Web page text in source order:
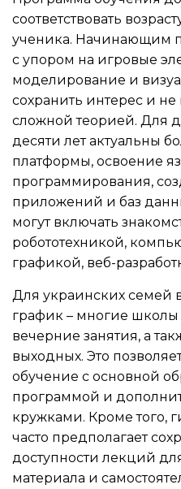
соответствовать
ученика. Начинающим
с упором на игровые
моделирование и
сохранить интерес и не
сложной теорией. Для
десяти лет актуальны
платформы, освоение
программирования,
приложений и баз
могут включать
робототехникой,
графикой, веб-
Для украинских семей
график – многие школы
вечерние занятия, а
выходных. Это
обучение с основной
программой и
кружками. Кроме того,
часто предполагает
доступности лекций
материала и